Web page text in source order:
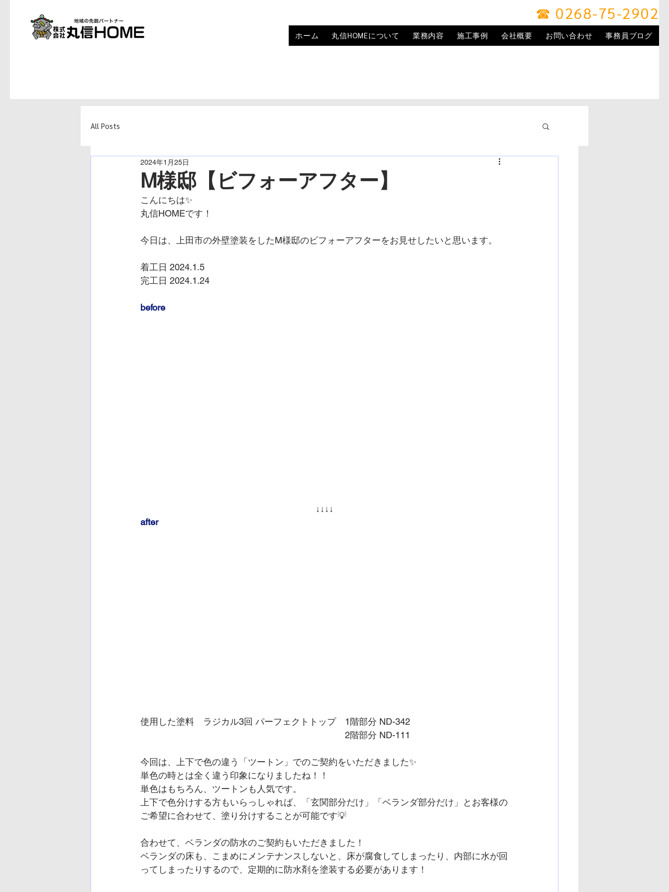
☎ 0268-75-2902
ホーム 丸信HOMEについて 業務内容 施工事例 会社概要 お問い合わせ 事務員ブログ
All Posts
M様邸【ビフォーアフター】
2024年1月25日
こんにちは✨
丸信HOMEです！
今日は、上田市の外壁塗装をしたM様邸のビフォーアフターをお見せしたいと思います。
着工日 2024.1.5
完工日 2024.1.24
before
↓↓↓↓
after
使用した塗料　ラジカル3回 パーフェクトトップ　1階部分 ND-342
2階部分 ND-111
今回は、上下で色の違う「ツートン」でのご契約をいただきました✨
単色の時とは全く違う印象になりましたね！！
単色はもちろん、ツートンも人気です。
上下で色分けする方もいらっしゃれば、「玄関部分だけ」「ベランダ部分だけ」とお客様の
ご希望に合わせて、塗り分けすることが可能です💡
合わせて、ベランダの防水のご契約もいただきました！
ベランダの床も、こまめにメンテナンスしないと、床が腐食してしまったり、内部に水が回
ってしまったりするので、定期的に防水剤を塗装する必要があります！